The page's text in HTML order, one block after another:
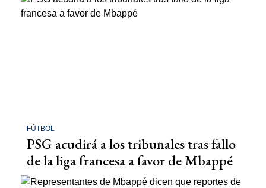
FÚTBOL
PSG acudirá a los tribunales tras fallo
de la liga francesa a favor de Mbappé